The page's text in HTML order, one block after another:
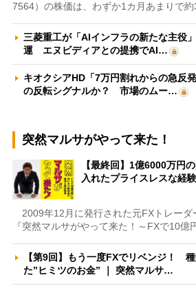
7564）の株価は、わずか1カ月あまりで
三菱重工が「AIインフラの新たな主役
運 エヌビディアとの提携でAI…
キオクシアHD「7万円割れからの急反
の反転シグナルか？ 市場のムー…
突然マルサがやって来た！
【最終回】1億6000万円
入れたプライスレスな経
2009年12月に発行された元FXトレーダ
『突然マルサがやって来た！～FXで10億
【第9回】もう一度FXでリベンジ！
た”ヒミツのお金” ｜ 突然マルサ…